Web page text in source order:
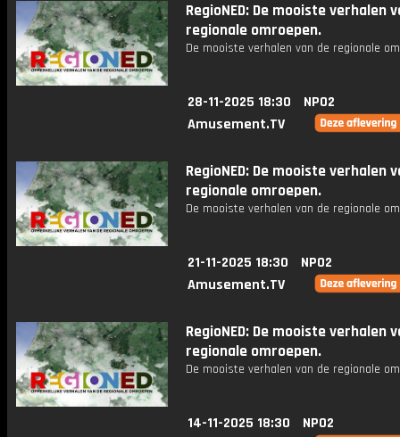
RegioNED: De mooiste verhalen
regionale omroepen.
De mooiste verhalen van de regionale
28-11-2025 18:30
NPO2
Amusement.TV
RegioNED: De mooiste verhalen
regionale omroepen.
De mooiste verhalen van de regionale
21-11-2025 18:30
NPO2
Amusement.TV
RegioNED: De mooiste verhalen
regionale omroepen.
De mooiste verhalen van de regionale
14-11-2025 18:30
NPO2